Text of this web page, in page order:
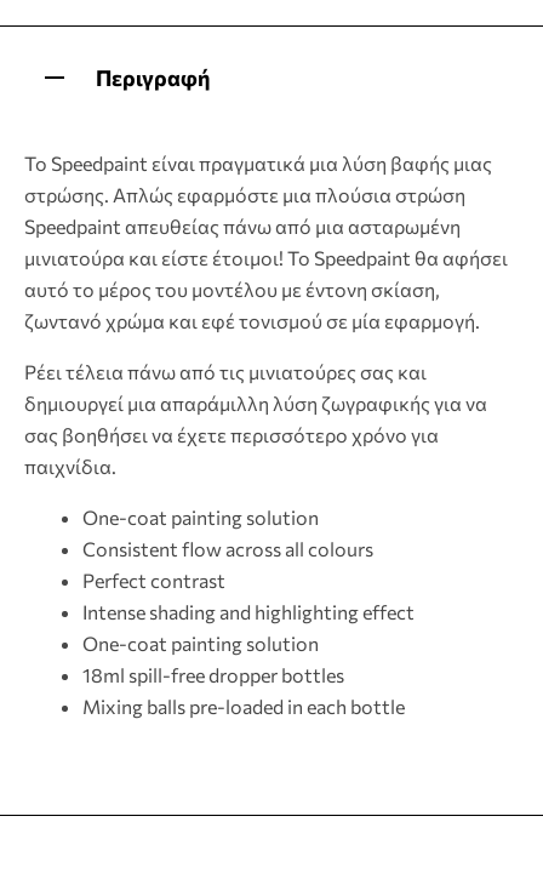
Περιγραφή
Το Speedpaint είναι πραγματικά μια λύση βαφής μιας
στρώσης. Απλώς εφαρμόστε μια πλούσια στρώση
Speedpaint απευθείας πάνω από μια ασταρωμένη
μινιατούρα και είστε έτοιμοι! Το Speedpaint θα αφήσει
αυτό το μέρος του μοντέλου με έντονη σκίαση,
ζωντανό χρώμα και εφέ τονισμού σε μία εφαρμογή.
Ρέει τέλεια πάνω από τις μινιατούρες σας και
δημιουργεί μια απαράμιλλη λύση ζωγραφικής για να
σας βοηθήσει να έχετε περισσότερο χρόνο για
παιχνίδια.
One-coat painting solution
Consistent flow across all colours
Perfect contrast
Intense shading and highlighting effect
One-coat painting solution
18ml spill-free dropper bottles
Mixing balls pre-loaded in each bottle